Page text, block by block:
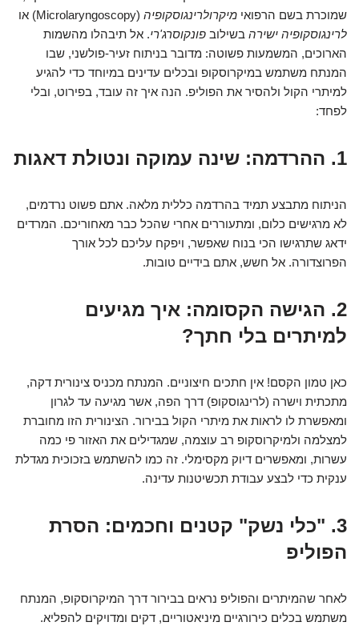
שמוכרת בשם הרפואי מיקרולרינגוסקופיה (Microlaryngoscopy) או
לרינגוסקופיה ישירה בשילוב פונקוסרג'רי. אל תיבהלו מהשמות
הארוכים, המשמעות פשוטה: מדובר בניתוח זעיר-פולשני, שבו
המנתח משתמש במיקרוסקופ ובכלים עדינים במיוחד כדי להגיע
למיתרי הקול ולהסיר את הפוליפ. הנה איך זה עובד, בפירוט, ובלי
לפחד:
1. ההרדמה: שינה עמוקה ונטולת דאגות
הניתוח מתבצע תמיד בהרדמה כללית מלאה. אתם פשוט נרדמים,
לא מרגישים כלום, ומתעוררים אחרי שהכל כבר מאחוריכם. המרדים
ידאג שתרגישו הכי בנוח שאפשר, ויפקח עליכם לכל אורך
הפרוצדורה. אל חשש, אתם בידיים טובות.
2. הגישה הקסומה: איך מגיעים
למיתרים בלי חתך?
כאן טמון הקסם! אין חתכים חיצוניים. המנתח מכניס צינורית דקה,
מתכתית וישרה (לרינגוסקופ) דרך הפה, אשר מגיעה עד לגרון
ומאפשרת לו לראות את מיתרי הקול בבירור. הצינורית הזו מחוברת
למצלמה ולמיקרוסקופ רב עוצמה, שמגדילים את האזור פי כמה
עשרות, ומאפשרים דיוק מקסימלי. זה כמו להשתמש בזכוכית מגדלת
ענקית כדי לבצע עבודת תכשיטנות עדינה.
3. "כלי נשק" קטנים וחכמים: הסרת
הפוליפ
לאחר שהמיתרים והפוליפ נראים בבירור דרך המיקרוסקופ, המנתח
משתמש בכלים כירורגיים מיניאטוריים, דקים ומדויקים להפליא.